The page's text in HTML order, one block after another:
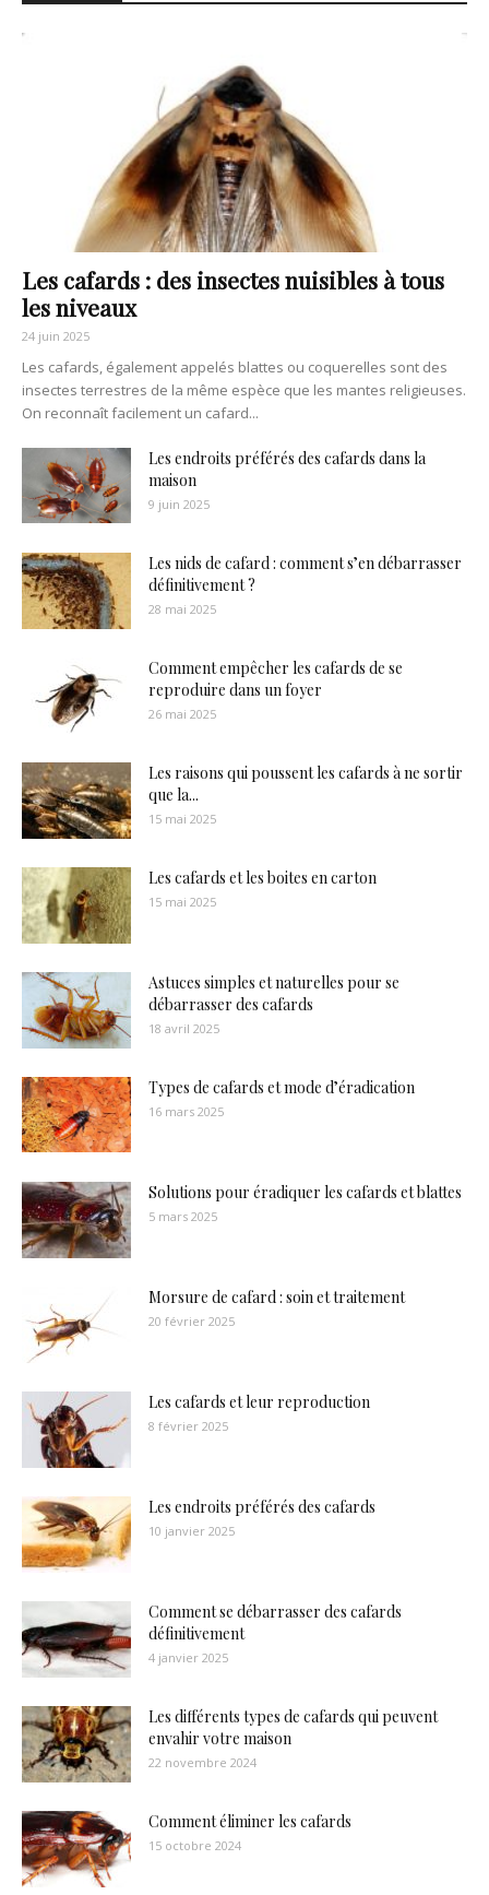
Les cafards : des insectes nuisibles à tous
les niveaux
24 juin 2025
Les cafards, également appelés blattes ou coquerelles sont des
insectes terrestres de la même espèce que les mantes religieuses.
On reconnaît facilement un cafard...
Les endroits préférés des cafards dans la
maison
9 juin 2025
Les nids de cafard : comment s’en débarrasser
définitivement ?
28 mai 2025
Comment empêcher les cafards de se
reproduire dans un foyer
26 mai 2025
Les raisons qui poussent les cafards à ne sortir
que la...
15 mai 2025
Les cafards et les boites en carton
15 mai 2025
Astuces simples et naturelles pour se
débarrasser des cafards
18 avril 2025
Types de cafards et mode d’éradication
16 mars 2025
Solutions pour éradiquer les cafards et blattes
5 mars 2025
Morsure de cafard : soin et traitement
20 février 2025
Les cafards et leur reproduction
8 février 2025
Les endroits préférés des cafards
10 janvier 2025
Comment se débarrasser des cafards
définitivement
4 janvier 2025
Les différents types de cafards qui peuvent
envahir votre maison
22 novembre 2024
Comment éliminer les cafards
15 octobre 2024